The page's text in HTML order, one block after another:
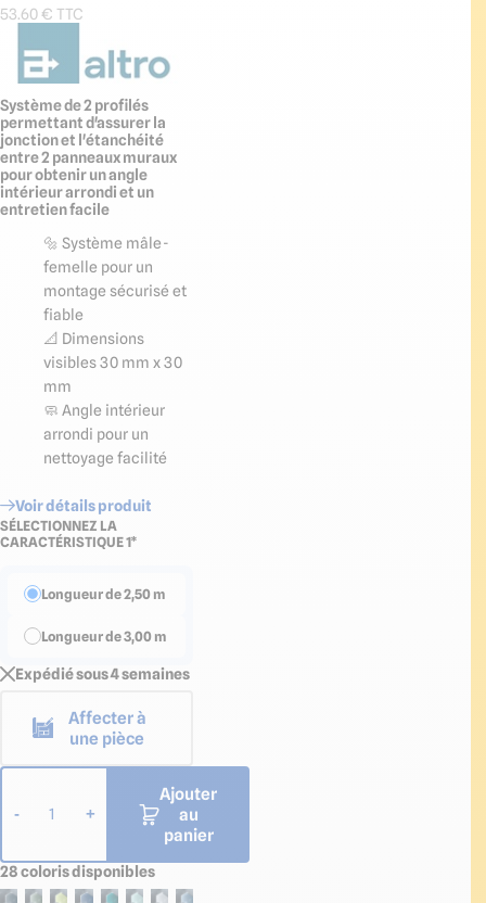
53.60€ TTC
Système de 2 profilés
permettant d'assurer la
jonction et l'étanchéité
entre 2 panneaux muraux
pour obtenir un angle
intérieur arrondi et un
entretien facile
🔩 Système mâle-
femelle pour un
montage sécurisé et
fiable
📐 Dimensions
visibles 30 mm x 30
mm
🧼 Angle intérieur
arrondi pour un
nettoyage facilité
Voir détails produit
SÉLECTIONNEZ LA
CARACTÉRISTIQUE 1*
Longueur de 2,50 m
Longueur de 3,00 m
Expédié sous 4 semaines
Affecter à
une pièce
- 1 +
Ajouter
au
panier
28 coloris disponibles